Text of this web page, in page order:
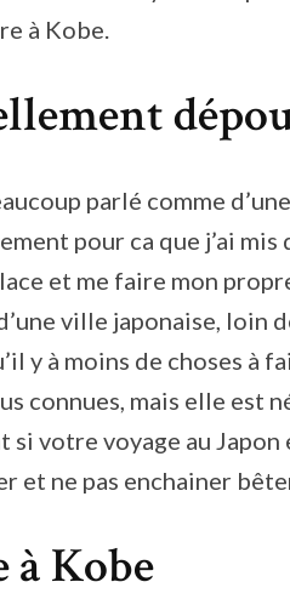
à Kobe.
parlé comme
pour ca que j’ai mis
et me faire mon
ville japonaise, loin
y à moins de choses à
connues, mais elle est
votre voyage au Japon
et ne pas enchainer
à Kobe